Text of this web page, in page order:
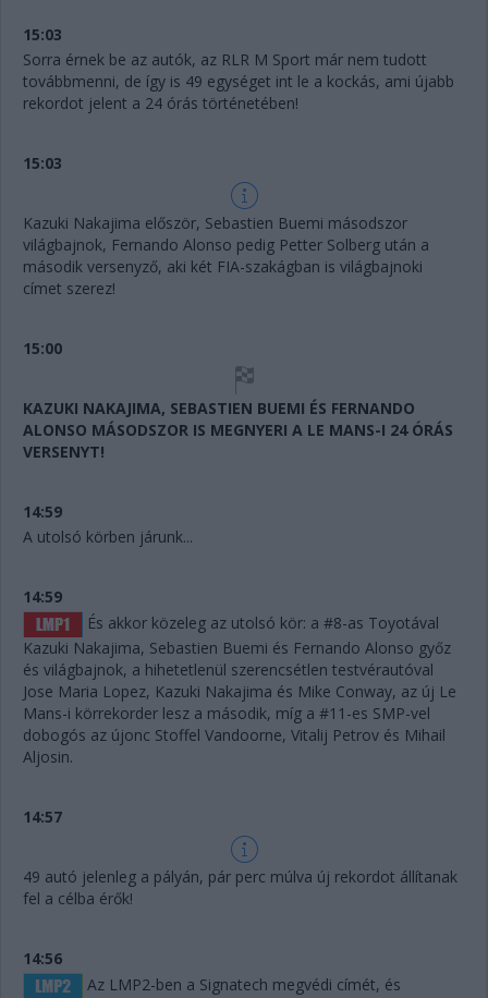
15:03
Sorra érnek be az autók, az RLR M Sport már nem tudott
továbbmenni, de így is 49 egységet int le a kockás, ami újabb
rekordot jelent a 24 órás történetében!
15:03
Kazuki Nakajima először, Sebastien Buemi másodszor
világbajnok, Fernando Alonso pedig Petter Solberg után a
második versenyző, aki két FIA-szakágban is világbajnoki
címet szerez!
15:00
KAZUKI NAKAJIMA, SEBASTIEN BUEMI ÉS FERNANDO
ALONSO MÁSODSZOR IS MEGNYERI A LE MANS-I 24 ÓRÁS
VERSENYT!
14:59
A utolsó körben járunk...
14:59
És akkor közeleg az utolsó kör: a #8-as Toyotával
Kazuki Nakajima, Sebastien Buemi és Fernando Alonso győz
és világbajnok, a hihetetlenül szerencsétlen testvérautóval
Jose Maria Lopez, Kazuki Nakajima és Mike Conway, az új Le
Mans-i körrekorder lesz a második, míg a #11-es SMP-vel
dobogós az újonc Stoffel Vandoorne, Vitalij Petrov és Mihail
Aljosin.
14:57
49 autó jelenleg a pályán, pár perc múlva új rekordot állítanak
fel a célba érők!
14:56
Az LMP2-ben a Signatech megvédi címét, és